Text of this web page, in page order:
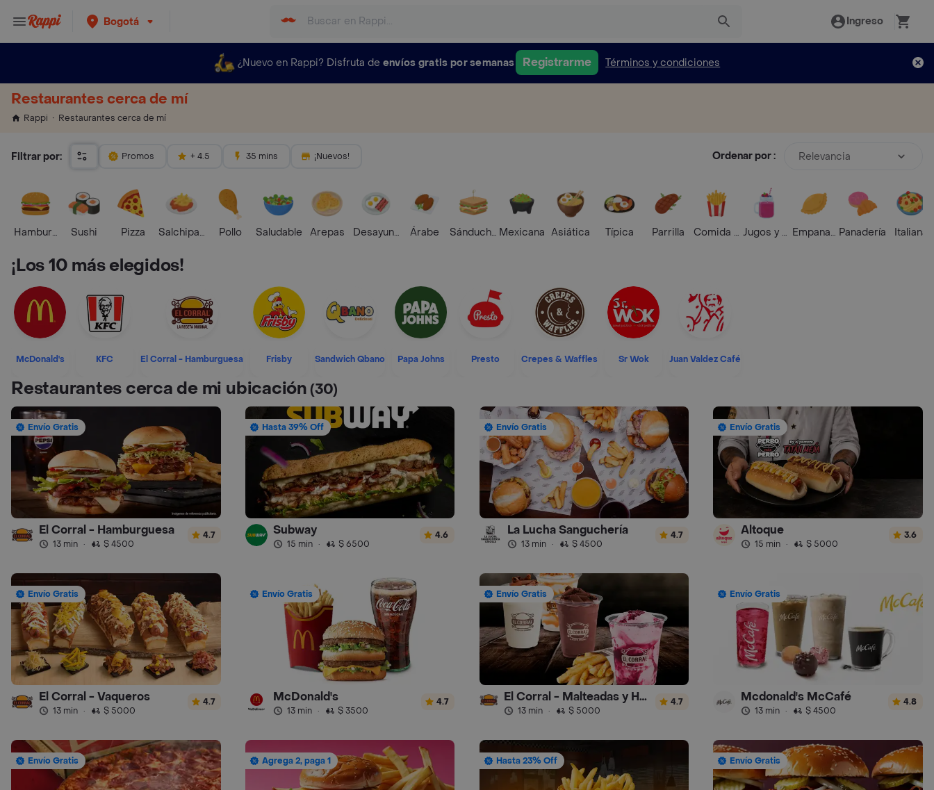
Bogotá Ingreso
¿Nuevo en Rappi? Disfruta de envíos gratis por semanas Registrarme Términos y condiciones
Restaurantes cerca de mí
Rappi Restaurantes cerca de mí
Filtrar por: Promos + 4.5 35 mins ¡Nuevos! Ordenar por : Relevancia
HamburguesaSushi Pizza Salchipapas Pollo Saludable Arepas Desayunos Árabe SánduchesMexicana Asiática Típica Parrilla Comida RápidaJugos y BatidosEmpanadasPanadería Italiana
¡Los 10 más elegidos!
McDonald's KFC El Corral - Hamburguesa Frisby Sandwich Qbano Papa Johns Presto Crepes & Waffles Sr Wok Juan Valdez Café
Restaurantes cerca de mi ubicación(30)
Envío Gratis
El Corral - Hamburguesa
13 min · $ 4500
4.7
Hasta 39% Off
Subway
15 min · $ 6500
4.6
Envío Gratis
La Lucha Sanguchería
13 min · $ 4500
4.7
Envío Gratis
Altoque
15 min · $ 5000
3.6
Envío Gratis
El Corral - Vaqueros
13 min · $ 5000
4.7
Envío Gratis
McDonald's
13 min · $ 3500
4.7
Envío Gratis
El Corral - Malteadas y Helados
13 min · $ 5000
4.7
Envío Gratis
Mcdonald's McCafé
13 min · $ 4500
4.8
Envío Gratis Agrega 2, paga 1 Hasta 23% Off Envío Gratis